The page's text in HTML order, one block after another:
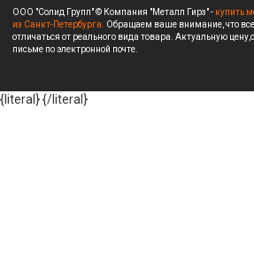
ООО "Солид Групп" © Компания "Металл Гирз" - купить
из Санкт-Петербурга. Обращаем ваше внимание, что
отличаться от реального вида товара. Актуальную
письме по электронной почте.
{literal}{/literal}